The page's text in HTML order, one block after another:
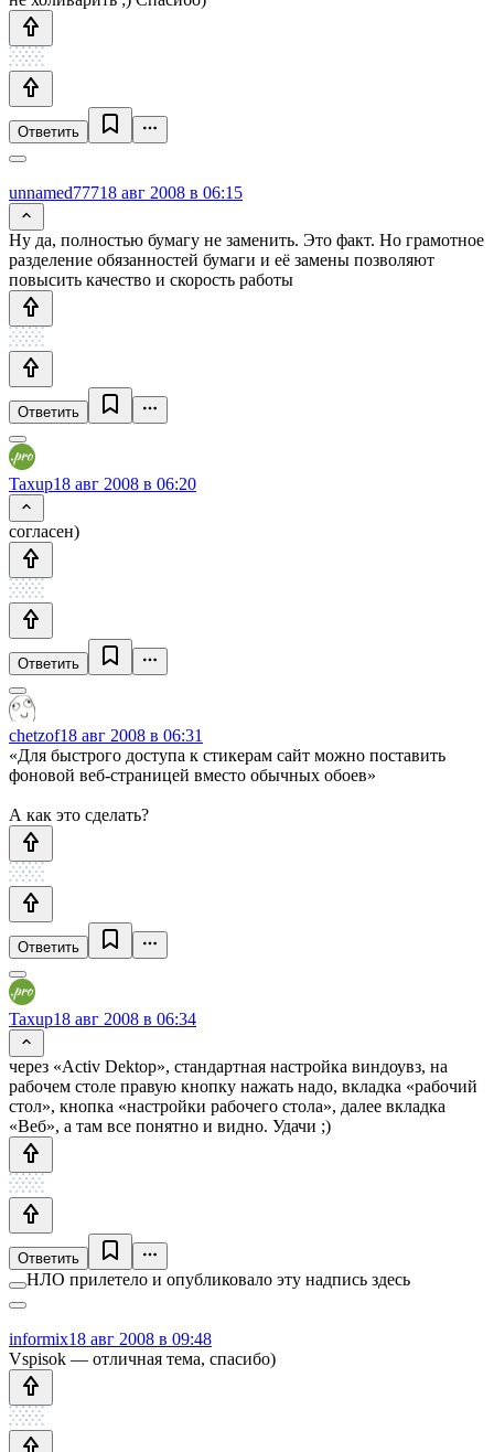
Ответить
unnamed77718 авг 2008 в 06:15
Ну да, полностью бумагу не заменить. Это факт. Но грамотное
разделение обязанностей бумаги и её замены позволяют
повысить качество и скорость работы
Ответить
Taxup18 авг 2008 в 06:20
согласен)
Ответить
chetzof18 авг 2008 в 06:31
«Для быстрого доступа к стикерам сайт можно поставить
фоновой веб-страницей вместо обычных обоев»
А как это сделать?
Ответить
Taxup18 авг 2008 в 06:34
через «Activ Dektop», стандартная настройка виндоувз, на
рабочем столе правую кнопку нажать надо, вкладка «рабочий
стол», кнопка «настройки рабочего стола», далее вкладка
«Веб», а там все понятно и видно. Удачи ;)
Ответить
НЛО прилетело и опубликовало эту надпись здесь
informix18 авг 2008 в 09:48
Vspisok — отличная тема, спасибо)